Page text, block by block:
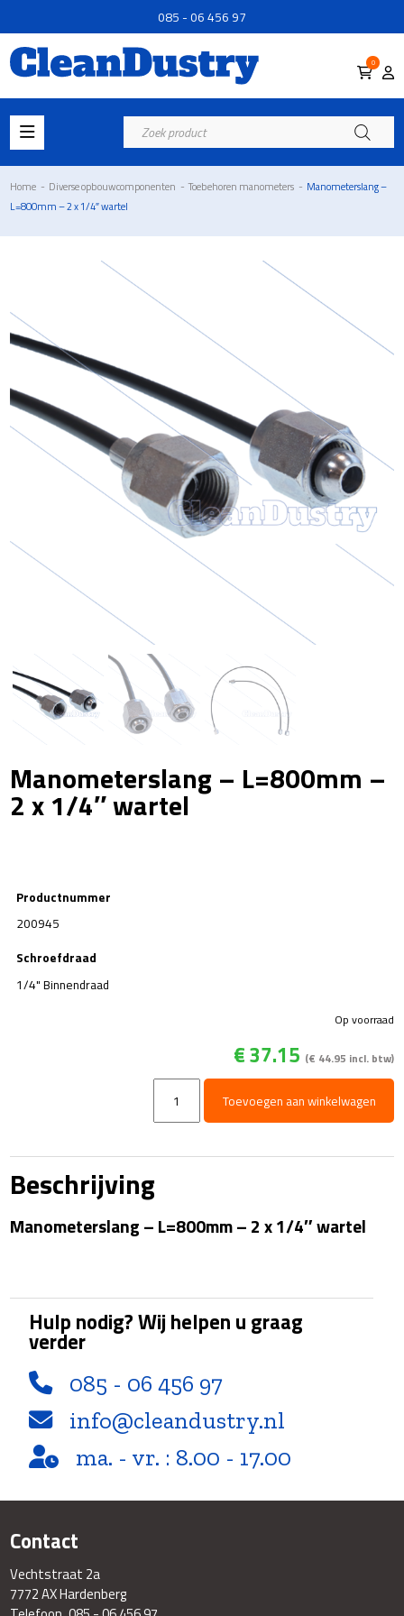
085 - 06 456 97
0
Producten
zoeken
Home - Diverse opbouwcomponenten - Toebehoren manometers - Manometerslang –
L=800mm – 2 x 1/4″ wartel
Manometerslang – L=800mm –
2 x 1/4″ wartel
Productnummer
200945
Schroefdraad
1/4" Binnendraad
€37.15 (€ 44.95 incl. btw)
Op voorraad
Manometerslang
L=800mm
x
wartel
Toevoegen aan winkelwagen
Beschrijving
Manometerslang – L=800mm – 2 x 1/4″ wartel
Hulp nodig? Wij helpen u graag
verder
085 - 06 456 97
info@cleandustry.nl
ma. - vr. : 8.00 - 17.00
Contact
Vechtstraat 2a
7772 AX Hardenberg